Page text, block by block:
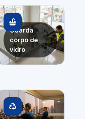
Guarda
corpo de
vidro